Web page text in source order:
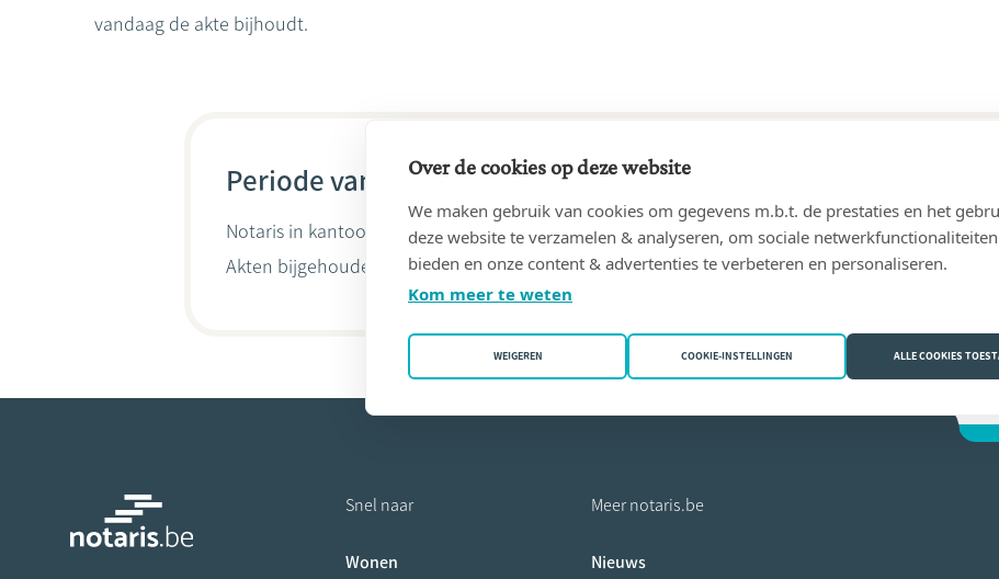
vandaag de akte bijhoudt.
Periode van 15/11/1966 tot 29/04/1999
Notaris in kantoor DE KESEL, Dany(9100 Sint-Niklaas (Nieuwkerken-Waas))
Akten bijgehouden doorDominique De Kesel
Snel naar
Wonen
Meer notaris.be
Nieuws
Over de cookies op deze website
We maken gebruik van cookies om gegevens m.b.t. de prestaties en het
deze website te verzamelen & analyseren, om sociale
bieden en onze content & advertenties te verbeteren en personaliseren.
Kom meer te weten
WEIGEREN COOKIE-INSTELLINGEN ALLE COOKIES